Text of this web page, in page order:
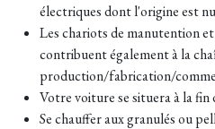
électriques dont l'origine est
Les chariots de manutention
contribuent également à la
production/fabrication/
Votre voiture se situera à la fin
Se chauffer aux granulés ou